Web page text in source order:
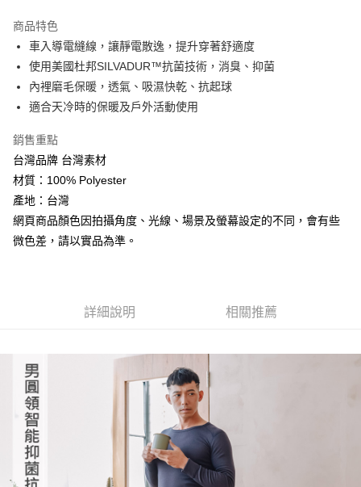
悠遊付
Google Pay
全盈+PAY
相關說明
【大哥付你分期使用說明】
1.本服務由台灣大哥大提供，台灣大哥大用戶可立即使用無須另外申請。
2.付款方式選擇「大哥付你分期」，訂單成立後會自動跳轉到大哥付的交易
流程，驗證手機門號後，選擇欲分期的期數、繳款截止日，確認付款後即完
成交易。
3.實際核准額度、可分期數及費用金額請依後續交易確認頁面所載為準。
4.訂單成立30分鐘內，如未前往確認交易或遇審核未通過，訂單將自動取
1.分期款項不併入電信帳單，「大哥付你分期」於每月結算日後寄送繳費提
【注意事項】
1.本服務係由「台灣大哥大股份有限公司」（以下簡稱本公司）所提供，讓
用戶於交易時，得透過本服務購買商品或服務，並由商店將買賣／分期付款
買賣價金債權讓與本公司後，依約使用本公司帳單繳交帳款。
2.基於同意付款使用「大哥付你分期」之契約關係目的，商店將以您的個人
資料（包含姓名、電話或地址）提供予台灣大哥大進項蒐集、處理及利用，
由本公司與您本人進行分期帳單所需資料之確認、核對及更正。
3.完整用戶服務條款，請詳閱以下連結：https://oppay.tw/userRule
AFTEE先享後付
相關說明
AFTEE先享後付是「在收到商品之後才付款」的支付方式。 讓您購物簡單
便利好安心！
【「AFTEE先享後付」結帳流程】
２．訂單成立數日內，您將收到繳費通知簡訊。
３．收到繳費通知簡訊後14天內，點擊此簡訊中的連結，可透過四大超商／
ATM／網路銀行／等多元方式進行付款，方視為交易完成。
※ 請注意：結帳手續完成當下不需立刻繳費，但若您需要取消訂單，請聯絡
購買商品的店家。未經商家同意取消之訂單仍視為有效，需透過AFTEE先享
後付繳納相關費用。
※ 交易是否成功請以「AFTEE先享後付 」之結帳頁面顯示為準，若有關於
是否繳費成功／繳費後需取消欲退款等相關疑問，請聯繫「AFTEE先享後付
客戶支援中心」
https://netprotections.freshdesk.com/support/home
ATM付款
7-11取貨付款
每筆NT$60，滿NT$799(含以上)免運費
宅配
每筆NT$100，滿NT$799(含以上)免運費
付款後門市自取
商品特色
車入導電縫線，讓靜電散逸，提升穿著舒適度
使用美國杜邦SILVADUR™抗菌技術，消臭、抑菌
內裡磨毛保暖，透氣、吸濕快乾、抗起球
適合天冷時的保暖及戶外活動使用
銷售重點
台灣品牌 台灣素材
材質：100% Polyester
產地：台灣
網頁商品顏色因拍攝角度、光線、場景及螢幕設定的不同，會有些
微色差，請以實品為準。
詳細說明 相關推薦